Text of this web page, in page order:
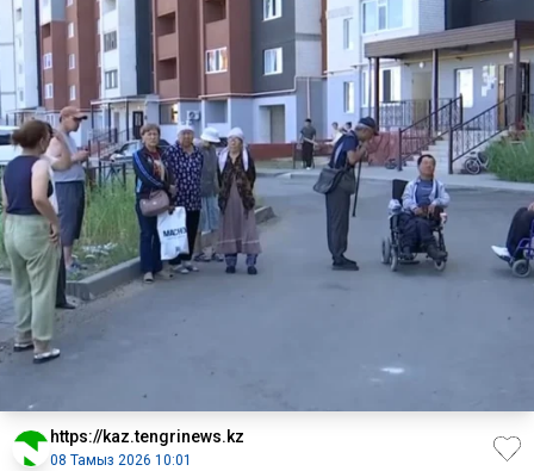
https://kaz.tengrinews.kz
08 Тамыз 2026 10:01